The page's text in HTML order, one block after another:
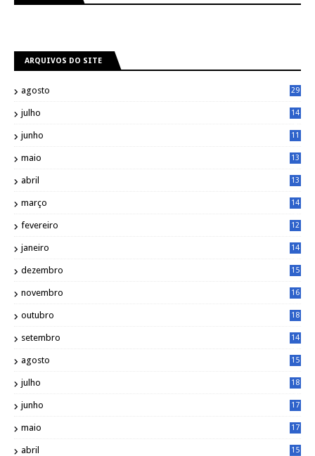
ARQUIVOS DO SITE
agosto 29
julho
14
junho
11
maio
13
abril
13
março
14
fevereiro
12
janeiro
14
dezembro
15
novembro
16
outubro
18
setembro
14
agosto
15
julho
18
junho
17
maio
17
abril
15